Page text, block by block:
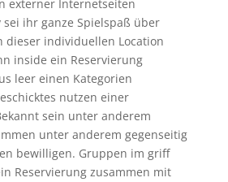
externer Internetseiten
ihr ganze Spielspaß über
dieser individuellen Location
inside ein Reservierung
leer einen Kategorien
nutzen einer
sein unter anderem
unter anderem gegenseitig
bewilligen. Gruppen im griff
Reservierung zusammen mit